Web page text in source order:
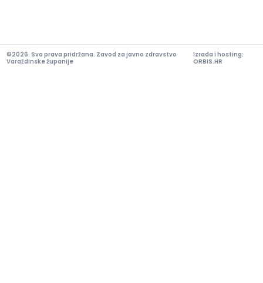
©2026. Sva prava pridržana. Zavod za javno zdravstvo
Varaždinske županije
Izrada i hosting:
ORBIS.HR